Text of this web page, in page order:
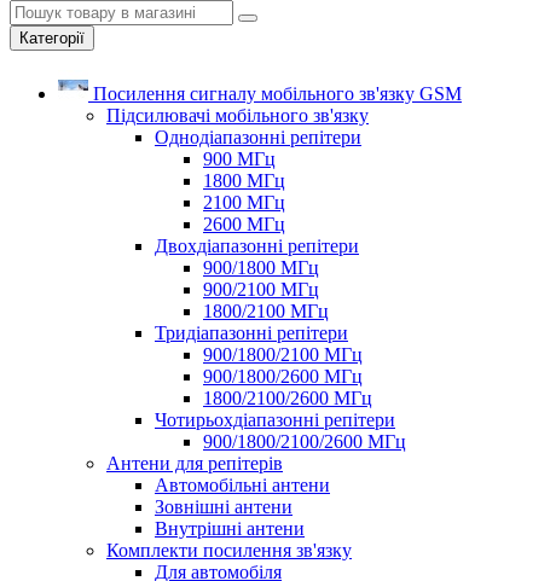
Категорії
Посилення сигналу мобільного зв'язку GSM
Підсилювачі мобільного зв'язку
Однодіапазонні репітери
900 МГц
1800 МГц
2100 МГц
2600 МГц
Двохдіапазонні репітери
900/1800 МГц
900/2100 МГц
1800/2100 МГц
Тридіапазонні репітери
900/1800/2100 МГц
900/1800/2600 МГц
1800/2100/2600 МГц
Чотирьохдіапазонні репітери
900/1800/2100/2600 МГц
Антени для репітерів
Автомобільні антени
Зовнішні антени
Внутрішні антени
Комплекти посилення зв'язку
Для автомобіля